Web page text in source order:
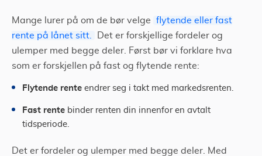
Mange lurer på om de bør velge
flytende eller fast
rente på lånet sitt.
Det er forskjellige fordeler og
ulemper med begge deler. Først bør vi forklare hva
som er forskjellen på fast og flytende rente:
Flytende rente endrer seg i takt med markedsrenten.
Fast rente binder renten din innenfor en avtalt
tidsperiode.
Det er fordeler og ulemper med begge deler. Med